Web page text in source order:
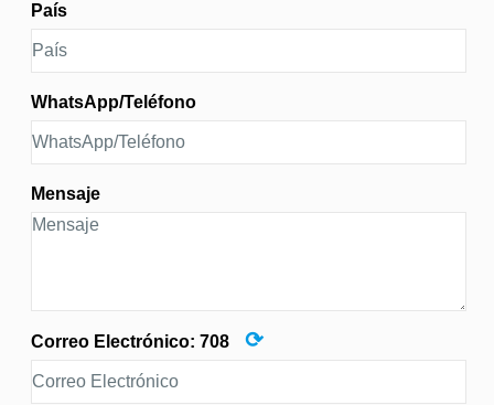
País
WhatsApp/Teléfono
Mensaje
Correo Electrónico: 708 ⟳